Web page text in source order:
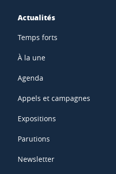
Actualités
Temps forts
À la une
Agenda
Appels et campagnes
Expositions
Parutions
Newsletter